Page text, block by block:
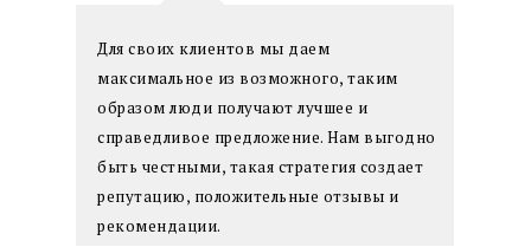
Для своих клиентов мы даем
максимальное из возможного, таким
образом люди получают лучшее и
справедливое предложение. Нам выгодно
быть честными, такая стратегия создает
репутацию, положительные отзывы и
рекомендации.
офис КИЕВСКАЯ
ул. Киевская 2, ТЦ Киевский
м. Киевская, 1 мин. пешком
Парковка в ТЦ Киевский
пн-пт 10:00–20:00; сб 10:00–18:00